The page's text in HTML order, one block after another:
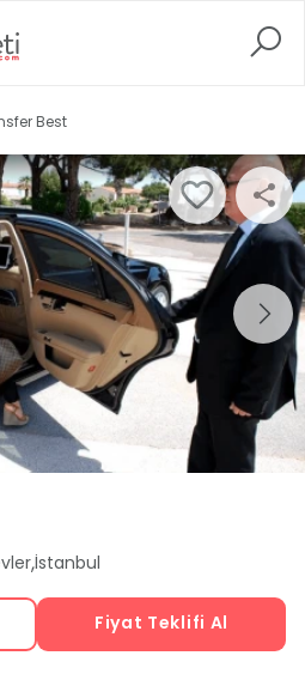
Best
,İstanbul
Fiyat Teklifi Al